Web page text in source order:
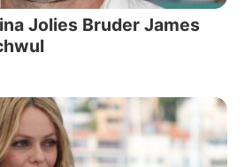
Jolies Bruder James